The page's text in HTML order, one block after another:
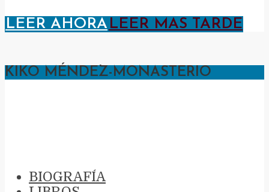
LEER AHORA LEER MAS TARDE
KIKO MÉNDEZ-MONASTERIO
BIOGRAFÍA